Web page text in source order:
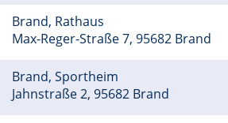
Brand, Rathaus
Max-Reger-Straße 7, 95682 Brand
Brand, Sportheim
Jahnstraße 2, 95682 Brand